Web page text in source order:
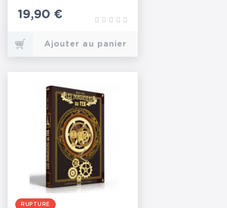
Prix
19,90 €
Ajouter au panier
RUPTURE